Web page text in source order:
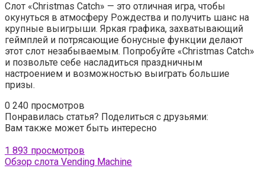
Слот «Christmas Catch» — это отличная игра, чтобы
окунуться в атмосферу Рождества и получить шанс на
крупные выигрыши. Яркая графика, захватывающий
геймплей и потрясающие бонусные функции делают
этот слот незабываемым. Попробуйте «Christmas Catch»
и позвольте себе насладиться праздничным
настроением и возможностью выиграть большие
призы.
0 240 просмотров
Понравилась статья? Поделиться с друзьями:
Вам также может быть интересно
1 893 просмотров
Обзор слота Vending Machine